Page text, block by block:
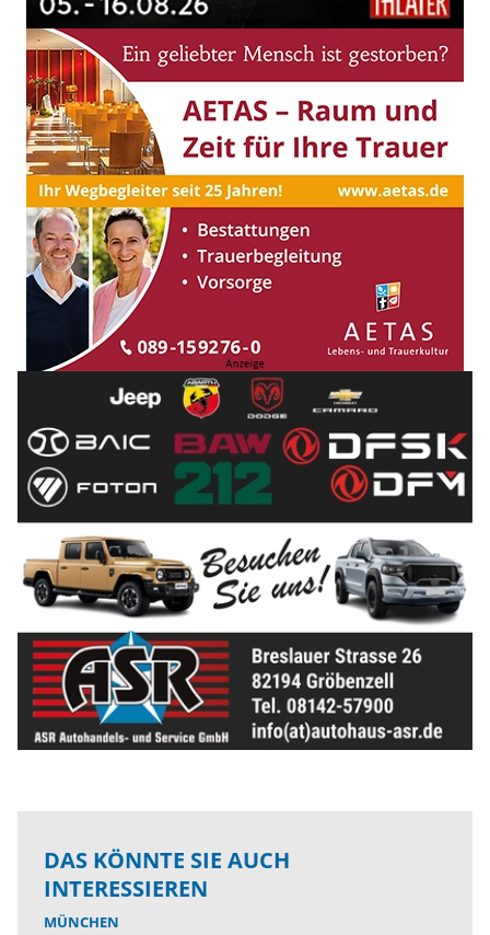
DAS KÖNNTE SIE AUCH
INTERESSIEREN
MÜNCHEN